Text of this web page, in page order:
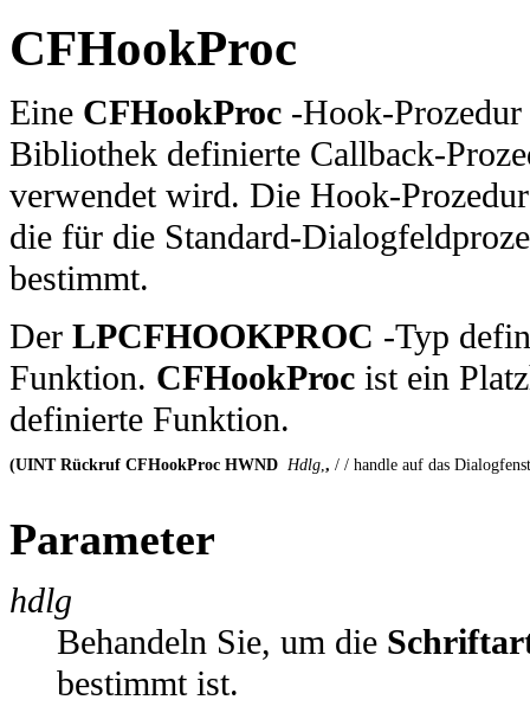
CFHookProc
Eine CFHookProc -Hook-
Bibliothek definierte Callback-
verwendet wird. Die Hook-
die für die Standard-
bestimmt.
Der LPCFHOOKPROC -Typ
Funktion. CFHookProc ist ein
definierte Funktion.
(UINT Rückruf CFHookProc HWND Hdlg , / / handle auf das
Parameter
hdlg
Behandeln Sie, um die
bestimmt ist.